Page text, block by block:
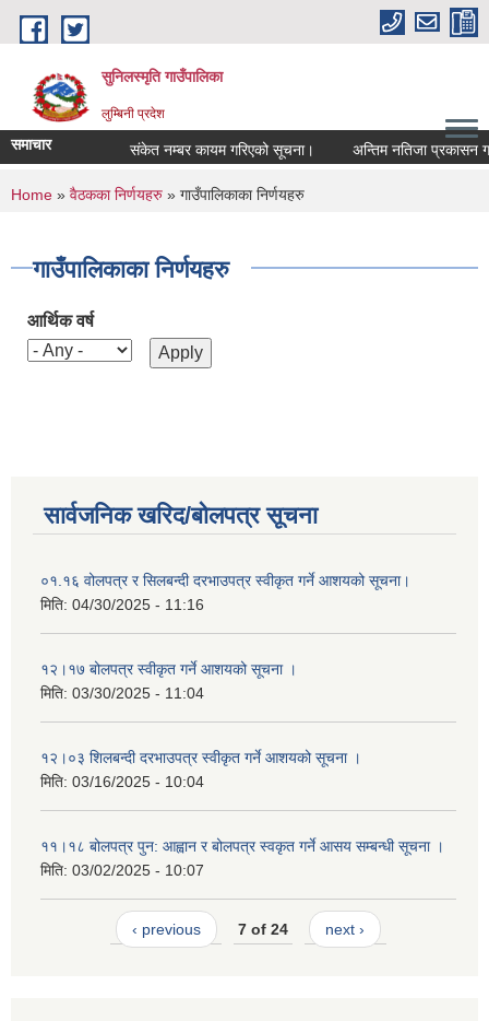
Skip to main content
सुनिलस्मृति गाउँपालिका
लुम्बिनी प्रदेश
समाचार संकेत नम्बर कायम गरिएको सूचना। अन्तिम नतिजा प्रकासन
You are here
Home » वैठकका निर्णयहरु » गाउँपालिकाका निर्णयहरु
गाउँपालिकाका निर्णयहरु
आर्थिक वर्ष
सार्वजनिक खरिद/बोलपत्र सूचना
०१.१६ वोलपत्र र सिलबन्दी दरभाउपत्र स्वीकृत गर्ने आशयको सूचना।
मिति: 04/30/2025 - 11:16
१२।१७ बोलपत्र स्वीकृत गर्ने आशयको सूचना ।
मिति: 03/30/2025 - 11:04
१२।०३ शिलबन्दी दरभाउपत्र स्वीकृत गर्ने आशयको सूचना ।
मिति: 03/16/2025 - 10:04
११।१८ बोलपत्र पुन: आह्वान र बोलपत्र स्वकृत गर्ने आसय सम्बन्धी सूचना ।
मिति: 03/02/2025 - 10:07
‹ previous 7 of 24 next ›